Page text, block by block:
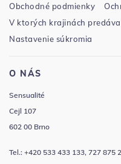
Obchodné podmienky
V ktorých krajinách
Nastavenie súkromia
O NÁS
Sensualité
Cejl 107
602 00 Brno
Tel.: +420 533 433 133, 727 875